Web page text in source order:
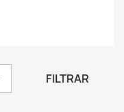
FILTRAR